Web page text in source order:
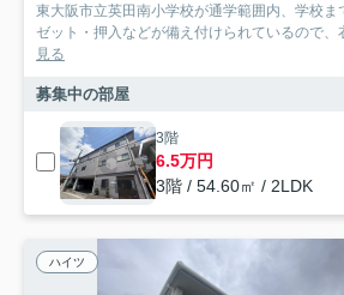
東大阪市立英田南小学校が通学範囲内、学校
ゼット・押入などが備え付けられているので、
見る
募集中の部屋
3階
6.5万円
3階 / 54.60㎡ / 2LDK
ハイツ